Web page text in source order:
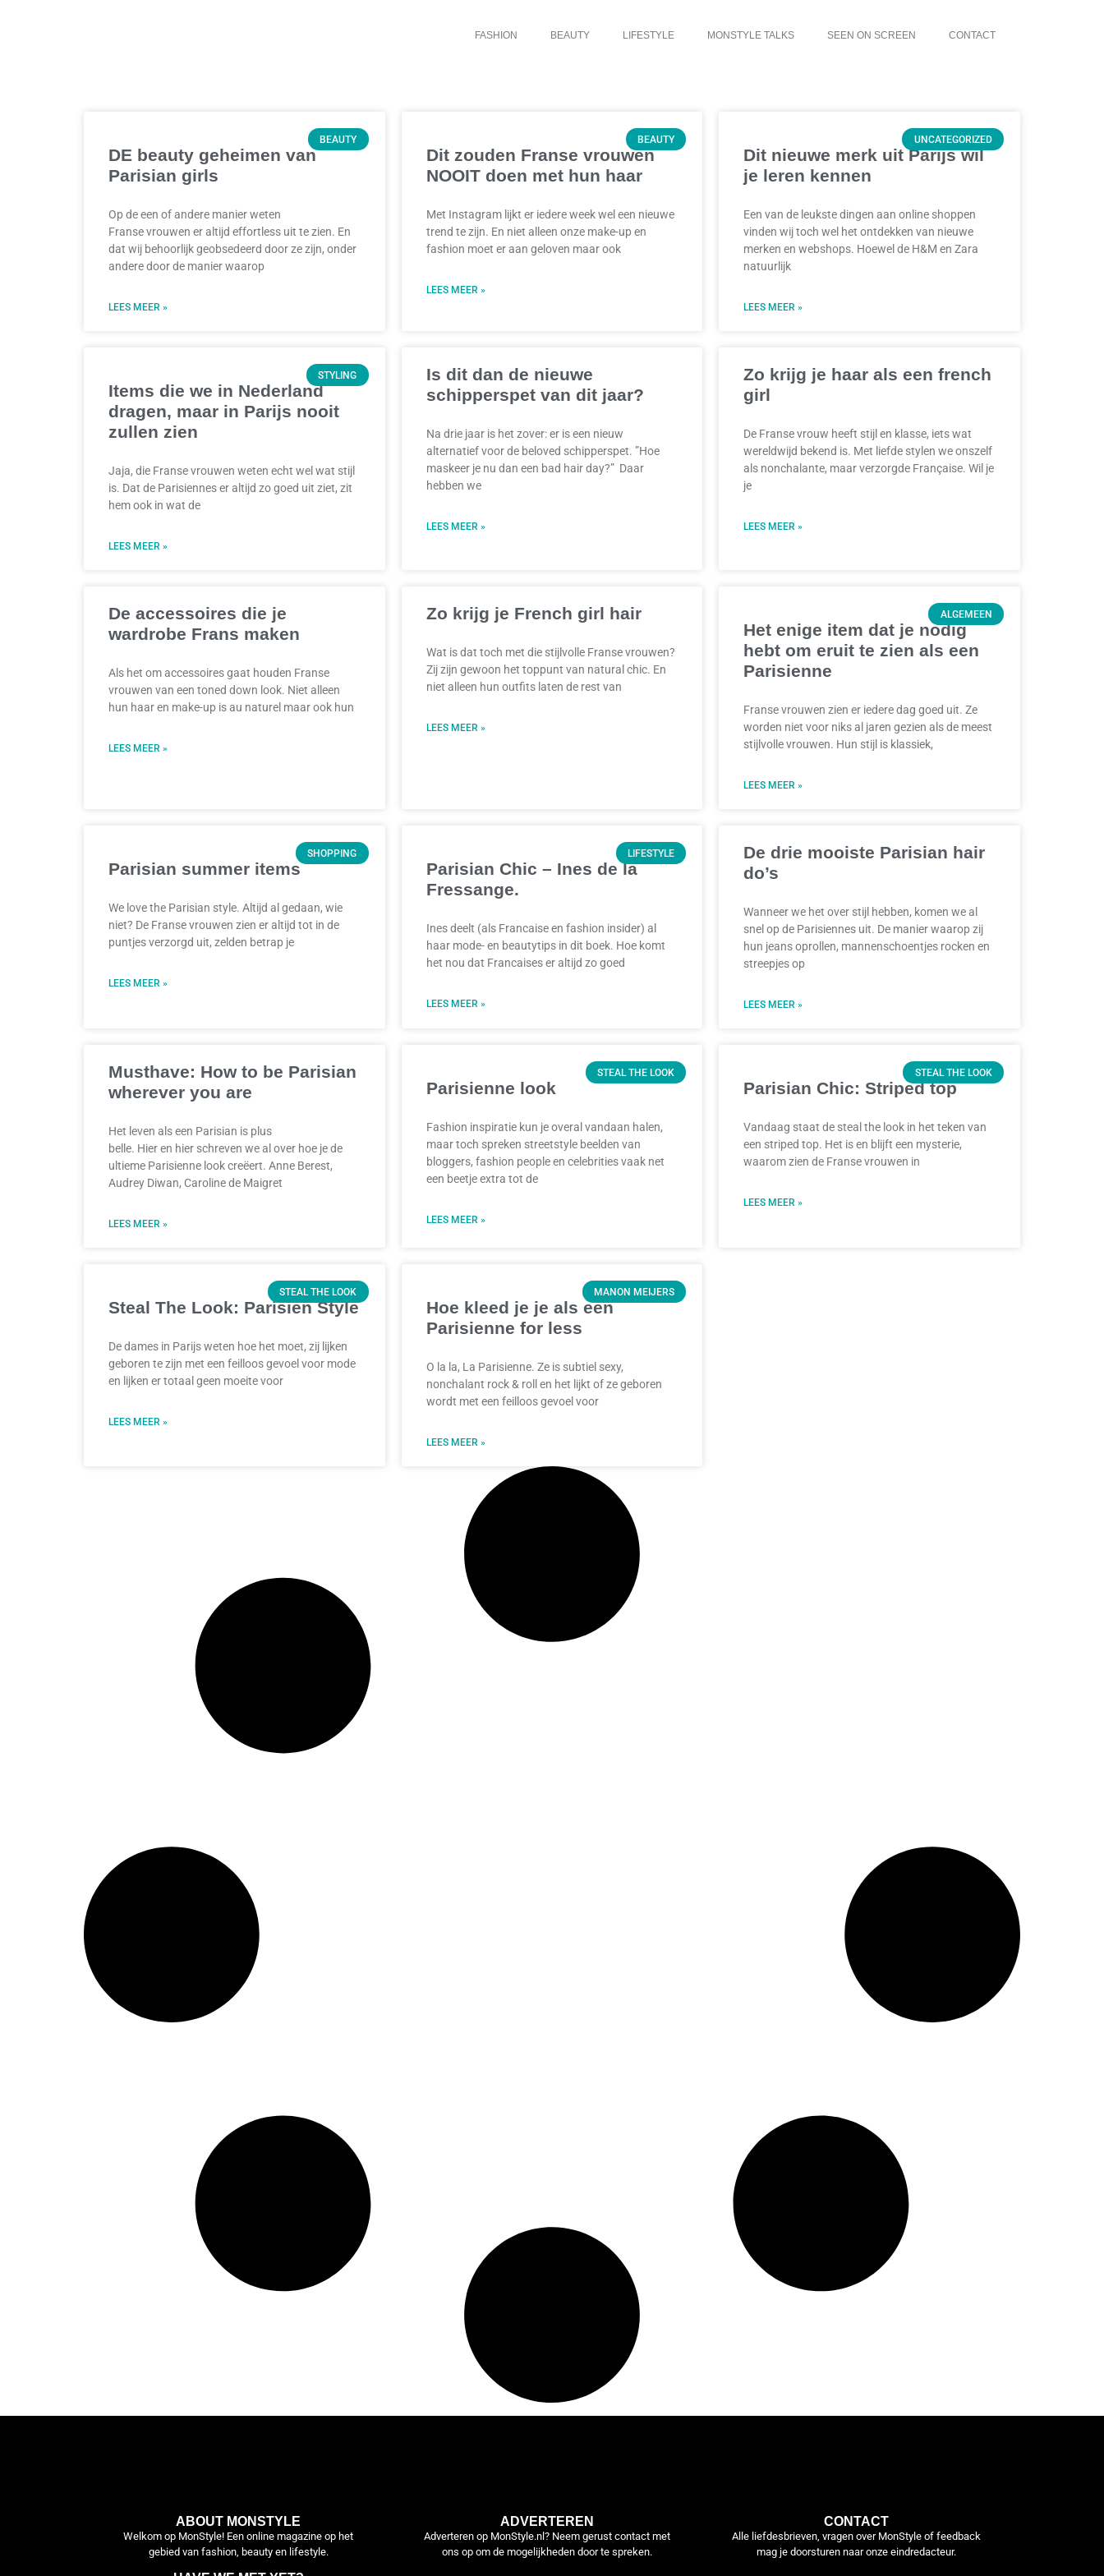
FASHION BEAUTY LIFESTYLE MONSTYLE TALKS SEEN ON SCREEN CONTACT
BEAUTY
DE beauty geheimen van
Parisian girls
Op de een of andere manier weten
Franse vrouwen er altijd effortless uit te zien. En
dat wij behoorlijk geobsedeerd door ze zijn, onder
andere door de manier waarop
LEES MEER »
BEAUTY
Dit zouden Franse vrouwen
NOOIT doen met hun haar
Met Instagram lijkt er iedere week wel een nieuwe
trend te zijn. En niet alleen onze make-up en
fashion moet er aan geloven maar ook
LEES MEER »
UNCATEGORIZED
Dit nieuwe merk uit Parijs wil
je leren kennen
Een van de leukste dingen aan online shoppen
vinden wij toch wel het ontdekken van nieuwe
merken en webshops. Hoewel de H&M en Zara
natuurlijk
LEES MEER »
STYLING
Items die we in Nederland
dragen, maar in Parijs nooit
zullen zien
Jaja, die Franse vrouwen weten echt wel wat stijl
is. Dat de Parisiennes er altijd zo goed uit ziet, zit
hem ook in wat de
LEES MEER »
Is dit dan de nieuwe
schipperspet van dit jaar?
Na drie jaar is het zover: er is een nieuw
alternatief voor de beloved schipperspet. ”Hoe
maskeer je nu dan een bad hair day?” Daar
hebben we
LEES MEER »
Zo krijg je haar als een french
girl
De Franse vrouw heeft stijl en klasse, iets wat
wereldwijd bekend is. Met liefde stylen we onszelf
als nonchalante, maar verzorgde Française. Wil je
je
LEES MEER »
De accessoires die je
wardrobe Frans maken
Als het om accessoires gaat houden Franse
vrouwen van een toned down look. Niet alleen
hun haar en make-up is au naturel maar ook hun
LEES MEER »
Zo krijg je French girl hair
Wat is dat toch met die stijlvolle Franse vrouwen?
Zij zijn gewoon het toppunt van natural chic. En
niet alleen hun outfits laten de rest van
LEES MEER »
ALGEMEEN
Het enige item dat je nodig
hebt om eruit te zien als een
Parisienne
Franse vrouwen zien er iedere dag goed uit. Ze
worden niet voor niks al jaren gezien als de meest
stijlvolle vrouwen. Hun stijl is klassiek,
LEES MEER »
SHOPPING
Parisian summer items
We love the Parisian style. Altijd al gedaan, wie
niet? De Franse vrouwen zien er altijd tot in de
puntjes verzorgd uit, zelden betrap je
LEES MEER »
LIFESTYLE
Parisian Chic – Ines de la
Fressange.
Ines deelt (als Francaise en fashion insider) al
haar mode- en beautytips in dit boek. Hoe komt
het nou dat Francaises er altijd zo goed
LEES MEER »
De drie mooiste Parisian hair
do’s
Wanneer we het over stijl hebben, komen we al
snel op de Parisiennes uit. De manier waarop zij
hun jeans oprollen, mannenschoentjes rocken en
streepjes op
LEES MEER »
Musthave: How to be Parisian
wherever you are
Het leven als een Parisian is plus
belle. Hier en hier schreven we al over hoe je de
ultieme Parisienne look creëert. Anne Berest,
Audrey Diwan, Caroline de Maigret
LEES MEER »
STEAL THE LOOK
Parisienne look
Fashion inspiratie kun je overal vandaan halen,
maar toch spreken streetstyle beelden van
bloggers, fashion people en celebrities vaak net
een beetje extra tot de
LEES MEER »
STEAL THE LOOK
Parisian Chic: Striped top
Vandaag staat de steal the look in het teken van
een striped top. Het is en blijft een mysterie,
waarom zien de Franse vrouwen in
LEES MEER »
STEAL THE LOOK
Steal The Look: Parisien Style
De dames in Parijs weten hoe het moet, zij lijken
geboren te zijn met een feilloos gevoel voor mode
en lijken er totaal geen moeite voor
LEES MEER »
MANON MEIJERS
Hoe kleed je je als een
Parisienne for less
O la la, La Parisienne. Ze is subtiel sexy,
nonchalant rock & roll en het lijkt of ze geboren
wordt met een feilloos gevoel voor
LEES MEER »
ABOUT MONSTYLE
Welkom op MonStyle! Een online magazine op het
gebied van fashion, beauty en lifestyle.
ADVERTEREN
Adverteren op MonStyle.nl? Neem gerust contact met
ons op om de mogelijkheden door te spreken.
CONTACT
Alle liefdesbrieven, vragen over MonStyle of feedback
mag je doorsturen naar onze eindredacteur.